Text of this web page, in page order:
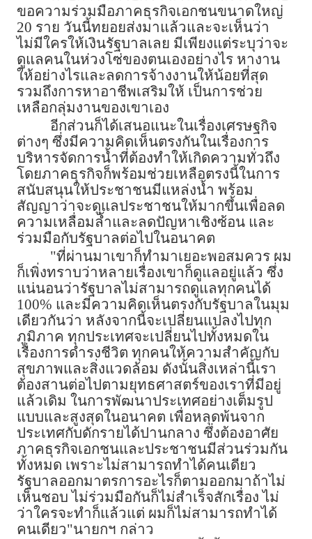
ขอความร่วมมือภาคธุรกิจเอกชนขนาดใหญ่
20 ราย วันนี้ทยอยส่งมาแล้วและจะเห็นว่า
ไม่มีใครให้เงินรัฐบาลเลย มีเพียงแต่ระบุว่าจะ
ดูแลคนในห่วงโซ่ของตนเองอย่างไร หางาน
ให้อย่างไรและลดการจ้างงานให้น้อยที่สุด
รวมถึงการหาอาชีพเสริมให้ เป็นการช่วย
เหลือกลุ่มงานของเขาเอง
อีกส่วนก็ได้เสนอแนะในเรื่องเศรษฐกิจ
ต่างๆ ซึ่งมีความคิดเห็นตรงกันในเรื่องการ
บริหารจัดการน้ำที่ต้องทำให้เกิดความทั่วถึง
โดยภาคธุรกิจก็พร้อมช่วยเหลือตรงนี้ในการ
สนับสนุนให้ประชาชนมีแหล่งน้ำ พร้อม
สัญญาว่าจะดูแลประชาชนให้มากขึ้นเพื่อลด
ความเหลื่อมล้ำและลดปัญหาเชิงซ้อน และ
ร่วมมือกับรัฐบาลต่อไปในอนาคต
"ที่ผ่านมาเขาก็ทำมาเยอะพอสมควร ผม
ก็เพิ่งทราบว่าหลายเรื่องเขาก็ดูแลอยู่แล้ว ซึ่ง
แน่นอนว่ารัฐบาลไม่สามารถดูแลทุกคนได้
100% และมีความคิดเห็นตรงกับรัฐบาลในมุม
เดียวกันว่า หลังจากนี้จะเปลี่ยนแปลงไปทุก
ภูมิภาค ทุกประเทศจะเปลี่ยนไปทั้งหมดใน
เรื่องการดำรงชีวิต ทุกคนให้ความสำคัญกับ
สุขภาพและสิ่งแวดล้อม ดังนั้นสิ่งเหล่านี้เรา
ต้องสานต่อไปตามยุทธศาสตร์ของเราที่มีอยู่
แล้วเดิม ในการพัฒนาประเทศอย่างเต็มรูป
แบบและสูงสุดในอนาคต เพื่อหลุดพ้นจาก
ประเทศกับดักรายได้ปานกลาง ซึ่งต้องอาศัย
ภาคธุรกิจเอกชนและประชาชนมีส่วนร่วมกัน
ทั้งหมด เพราะไม่สามารถทำได้คนเดียว
รัฐบาลออกมาตรการอะไรก็ตามออกมาถ้าไม่
เห็นชอบ ไม่ร่วมมือกันก็ไม่สำเร็จสักเรื่อง ไม่
ว่าใครจะทำก็แล้วแต่ ผมก็ไม่สามารถทำได้
คนเดียว"นายกฯ กล่าว